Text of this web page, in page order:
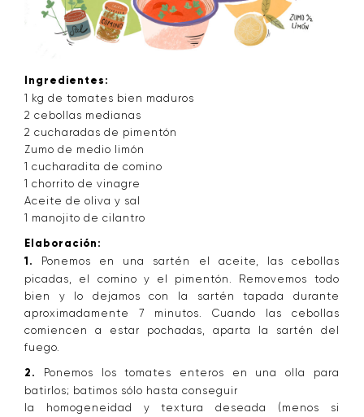
Ingredientes:
1 kg de tomates bien maduros
2 cebollas medianas
2 cucharadas de pimentón
Zumo de medio limón
1 cucharadita de comino
1 chorrito de vinagre
Aceite de oliva y sal
1 manojito de cilantro
Elaboración:
1.
Ponemos en una sartén el aceite, las cebollas
picadas, el comino y el pimentón. Removemos todo
bien y lo dejamos con la sartén tapada durante
aproximadamente 7 minutos. Cuando las cebollas
comiencen a estar pochadas, aparta la sartén del
fuego.
2.
Ponemos los tomates enteros en una olla para
batirlos; batimos sólo hasta conseguir
la homogeneidad y textura deseada (menos si